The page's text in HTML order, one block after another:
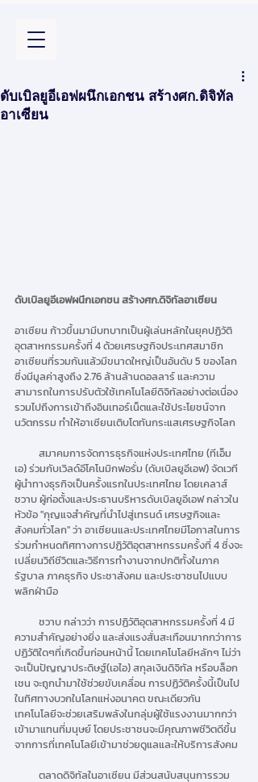
ดับเบิลยูอีเอฟผนึกเอกชน สร้างศก.ดิจิทัล
อาเซียน
ดับเบิลยูอีเอฟผนึกเอกชน สร้างศก.ดิจิทัลอาเซียน
อาเซียน ก้าวขึ้นมามีบทบาทเป็นผู้เล่นหลักในยุคปฏิวัติ
อุตสาหกรรมครั้งที่ 4 ด้วยเศรษฐกิจประเทศสมาชิก
อาเซียนที่รวมกันแล้วมีขนาดใหญ่เป็นอันดับ 5 ของโลก
ซึ่งมีมูลค่าสูงถึง 2.76 ล้านล้านดอลลาร์ และความ
สามารถในการปรับตัวใช้เทคโนโลยีดิจิทัลอย่างต่อเนื่อง
รวมไปถึงการเข้าถึงอินเทอร์เน็ตและใช้ประโยชน์จาก
นวัตกรรม ทำให้อาเซียนเติบโตทันกระแสเศรษฐกิจโลก
เอ) ร่วมกับเวิลด์อีโคโนมิกฟอรั่ม (ดับเบิลยูอีเอฟ) จัดเวที
ผู้นำทางธุรกิจเป็นครั้งแรกในประเทศไทย โดยเคลาส์
ชวาบ ผู้ก่อตั้งและประธานบริหารดับเบิลยูอีเอฟ กล่าวใน
หัวข้อ "กุญแจสำคัญที่นำไปสู่เทรนด์ เศรษฐกิจและ
สังคมทั่วโลก" ว่า อาเซียนและประเทศไทยมีโอกาสในการ
ร่วมกำหนดทิศทางการปฏิวัติอุตสาหกรรมครั้งที่ 4 ซึ่งจะ
เปลี่ยนวิถีชีวิตและวิธีการทำงานจากปกติทั้งในภาค
รัฐบาล ภาคธุรกิจ ประชาสังคม และประชาชนไปแบบ
พลิกฝ่ามือ
ความสำคัญอย่างยิ่ง และส่งแรงสั่นสะเทือนมากกว่าการ
ปฏิวัติใดๆที่เกิดขึ้นก่อนหน้านี้ โดยเทคโนโลยีหลักๆ ไม่ว่า
จะเป็นปัญญาประดิษฐ์(เอไอ) สกุลเงินดิจิทัล หรือบล็อก
เชน จะถูกนำมาใช้ช่วยขับเคลื่อน การปฏิวัติครั้งนี้เป็นไป
ในทิศทางบวกในโลกแห่งอนาคต ขณะเดียวกัน
เทคโนโลยีจะช่วยเสริมพลังในกลุ่มผู้ใช้แรงงานมากกว่า
เข้ามาแทนที่มนุษย์ โดยประชาชนจะมีคุณภาพชีวิตดีขึ้น
จากการที่เทคโนโลยีเข้ามาช่วยดูแลและให้บริการสังคม